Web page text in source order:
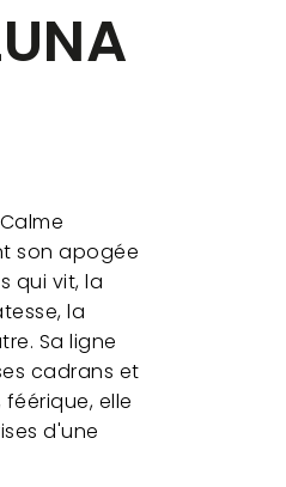
son apogée
qui vit, la
la
Sa ligne
cadrans et
elle
d'une